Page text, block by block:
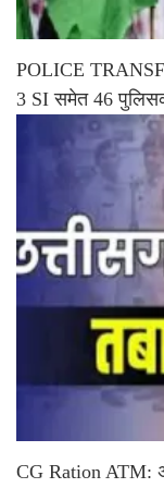
POLICE
3 SI समेत 46
CG Ration ATM: